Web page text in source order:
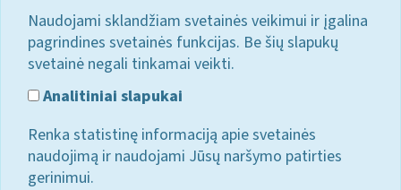
Naudojami sklandžiam svetainės veikimui ir įgalina
pagrindines svetainės funkcijas. Be šių slapukų
svetainė negali tinkamai veikti.
Analitiniai slapukai
Renka statistinę informaciją apie svetainės
naudojimą ir naudojami Jūsų naršymo patirties
gerinimui.